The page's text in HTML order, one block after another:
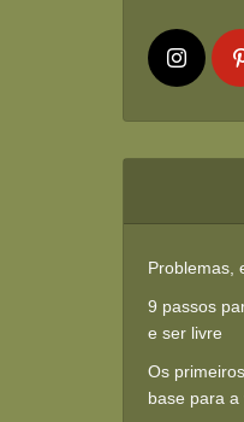
Problemas,
9 passos
e ser livre
Os
base para a